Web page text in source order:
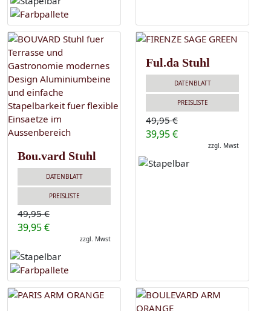
Bou.vard Stuhl
DATENBLATT
PREISLISTE
49,95 €
39,95 €
zzgl. Mwst
Ful.da Stuhl
DATENBLATT
PREISLISTE
49,95 €
39,95 €
zzgl. Mwst